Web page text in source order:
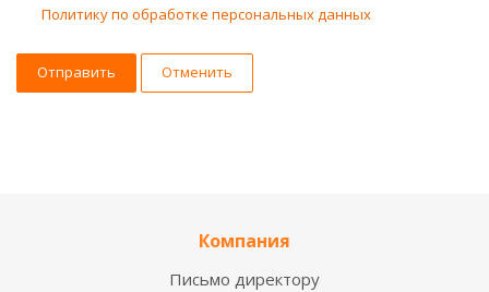
Политику по обработке персональных данных
Отменить
Компания
Письмо директору